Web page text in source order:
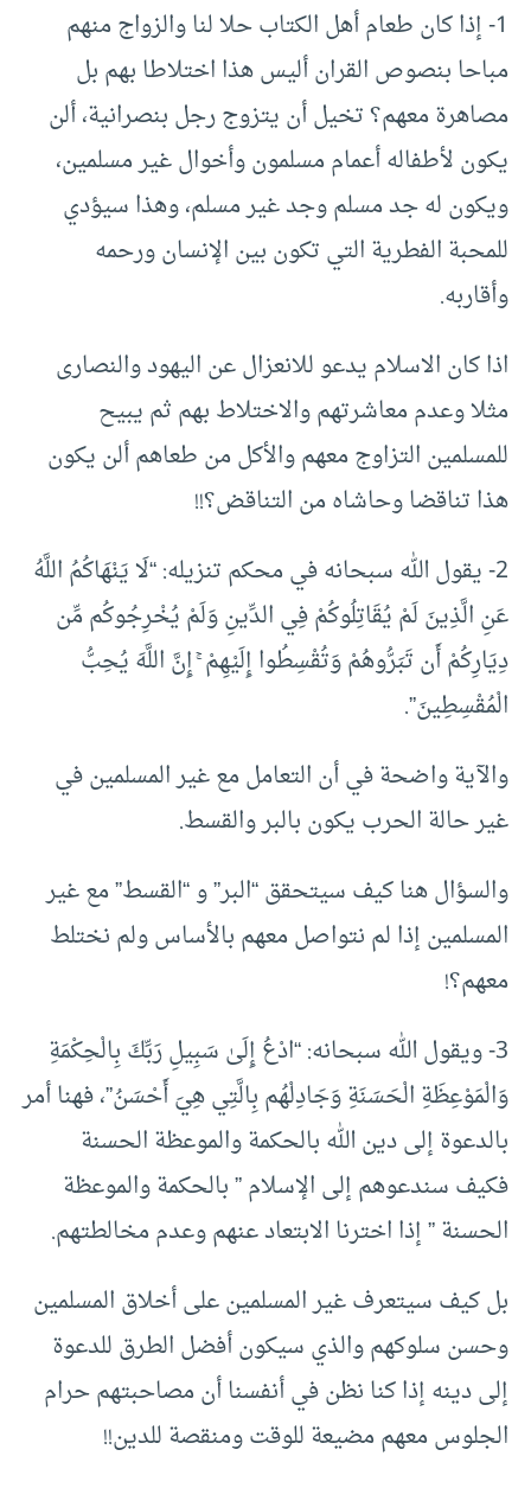
1- إذا كان طعام أهل الكتاب حلا لنا والزواج منهم
مباحا بنصوص القران أليس هذا اختلاطا بهم بل
مصاهرة معهم؟ تخيل أن يتزوج رجل بنصرانية، ألن
يكون لأطفاله أعمام مسلمون وأخوال غير مسلمين،
ويكون له جد مسلم وجد غير مسلم، وهذا سيؤدي
للمحبة الفطرية التي تكون بين الإنسان ورحمه
وأقاربه.
اذا كان الاسلام يدعو للانعزال عن اليهود والنصارى
مثلا وعدم معاشرتهم والاختلاط بهم ثم يبيح
للمسلمين التزاوج معهم والأكل من طعاهم ألن يكون
هذا تناقضا وحاشاه من التناقض؟!!
2- يقول الله سبحانه في محكم تنزيله: “لَا يَنْهَاكُمُ اللَّهُ
عَنِ الَّذِينَ لَمْ يُقَاتِلُوكُمْ فِي الدِّينِ وَلَمْ يُخْرِجُوكُم مِّن
دِيَارِكُمْ أَن تَبَرُّوهُمْ وَتُقْسِطُوا إِلَيْهِمْ ۚ إِنَّ اللَّهَ يُحِبُّ
الْمُقْسِطِينَ”.
والآية واضحة في أن التعامل مع غير المسلمين في
غير حالة الحرب يكون بالبر والقسط.
والسؤال هنا كيف سيتحقق “البر” و “القسط” مع غير
المسلمين إذا لم نتواصل معهم بالأساس ولم نختلط
معهم؟!
3- ويقول الله سبحانه: “ادْعُ إِلَىٰ سَبِيلِ رَبِّكَ بِالْحِكْمَةِ
وَالْمَوْعِظَةِ الْحَسَنَةِ وَجَادِلْهُم بِالَّتِي هِيَ أَحْسَنُ”، فهنا أمر
بالدعوة إلى دين الله بالحكمة والموعظة الحسنة
فكيف سندعوهم إلى الإسلام ” بالحكمة والموعظة
الحسنة ” إذا اخترنا الابتعاد عنهم وعدم مخالطتهم.
بل كيف سيتعرف غير المسلمين على أخلاق المسلمين
وحسن سلوكهم والذي سيكون أفضل الطرق للدعوة
إلى دينه إذا كنا نظن في أنفسنا أن مصاحبتهم حرام
الجلوس معهم مضيعة للوقت ومنقصة للدين!!